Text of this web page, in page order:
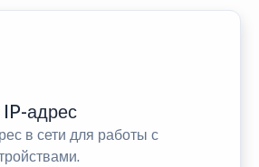
IP-адрес
в сети для работы с